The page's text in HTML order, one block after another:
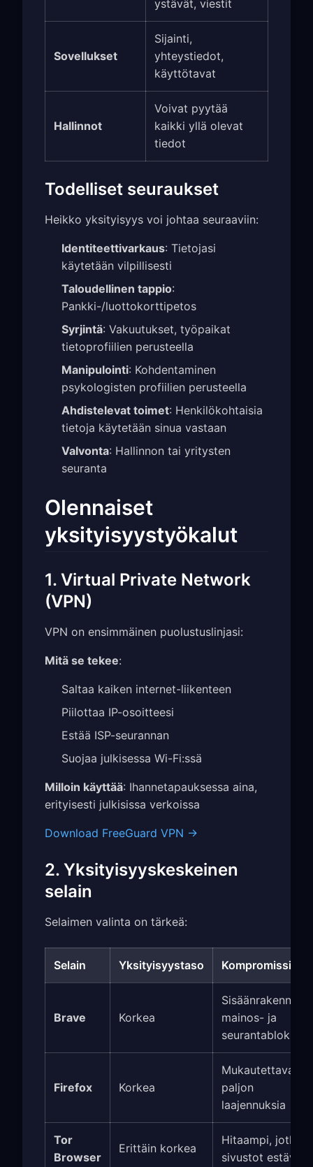
ystävät, viestit
Sovellukset
Sijainti,
yhteystiedot,
käyttötavat
Hallinnot
Voivat pyytää
kaikki yllä olevat
tiedot
Todelliset seuraukset
Heikko yksityisyys voi johtaa seuraaviin:
Identiteettivarkaus: Tietojasi
käytetään vilpillisesti
Taloudellinen tappio:
Pankki-/luottokorttipetos
Syrjintä: Vakuutukset, työpaikat
tietoprofiilien perusteella
Manipulointi: Kohdentaminen
psykologisten profiilien perusteella
Ahdistelevat toimet: Henkilökohtaisia
tietoja käytetään sinua vastaan
Valvonta: Hallinnon tai yritysten
seuranta
Olennaiset
yksityisyystyökalut
1. Virtual Private Network
(VPN)
VPN on ensimmäinen puolustuslinjasi:
Mitä se tekee:
Saltaa kaiken internet-liikenteen
Piilottaa IP-osoitteesi
Estää ISP-seurannan
Suojaa julkisessa Wi-Fi:ssä
Milloin käyttää: Ihannetapauksessa aina,
erityisesti julkisissa verkoissa
Download FreeGuard VPN →
2. Yksityisyyskeskeinen
selain
Selaimen valinta on tärkeä:
Selain Yksityisyystaso Kompromissit
Brave Korkea
Sisäänrakennettu
mainos- ja
seurantablokki
Firefox Korkea
Mukautettava,
paljon
laajennuksia
Tor
Browser
Erittäin korkea
Hitaampi, jotkin
sivustot estävät